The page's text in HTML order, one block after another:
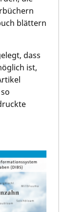
blättern
dass
ist,